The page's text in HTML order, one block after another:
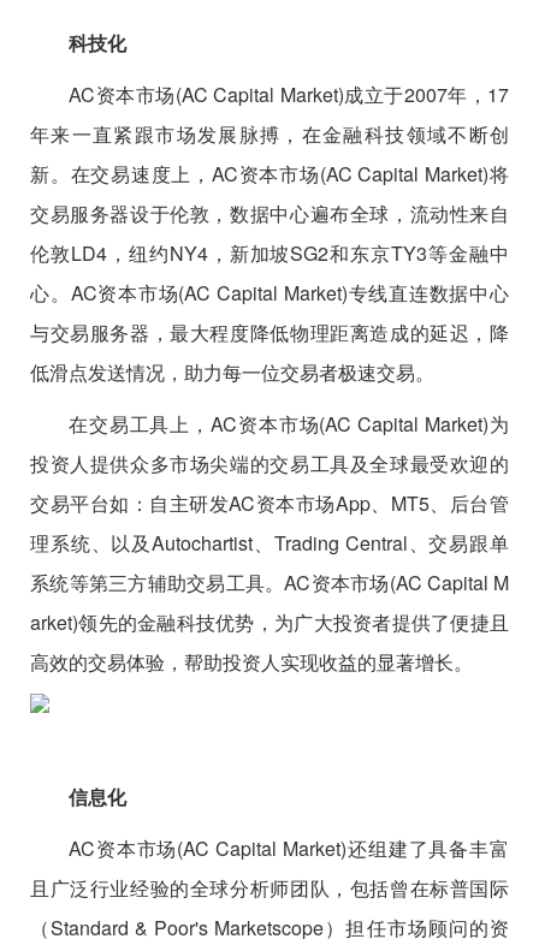
科技化
AC资本市场(AC Capital Market)成立于2007年，17
年来一直紧跟市场发展脉搏，在金融科技领域不断创
新。在交易速度上，AC资本市场(AC Capital Market)将
交易服务器设于伦敦，数据中心遍布全球，流动性来自
伦敦LD4，纽约NY4，新加坡SG2和东京TY3等金融中
心。AC资本市场(AC Capital Market)专线直连数据中心
与交易服务器，最大程度降低物理距离造成的延迟，降
低滑点发送情况，助力每一位交易者极速交易。
在交易工具上，AC资本市场(AC Capital Market)为
投资人提供众多市场尖端的交易工具及全球最受欢迎的
交易平台如：自主研发AC资本市场App、MT5、后台管
理系统、以及Autochartist、Trading Central、交易跟单
系统等第三方辅助交易工具。AC资本市场(AC Capital M
arket)领先的金融科技优势，为广大投资者提供了便捷且
高效的交易体验，帮助投资人实现收益的显著增长。
信息化
AC资本市场(AC Capital Market)还组建了具备丰富
且广泛行业经验的全球分析师团队，包括曾在标普国际
（Standard & Poor's Marketscope）担任市场顾问的资